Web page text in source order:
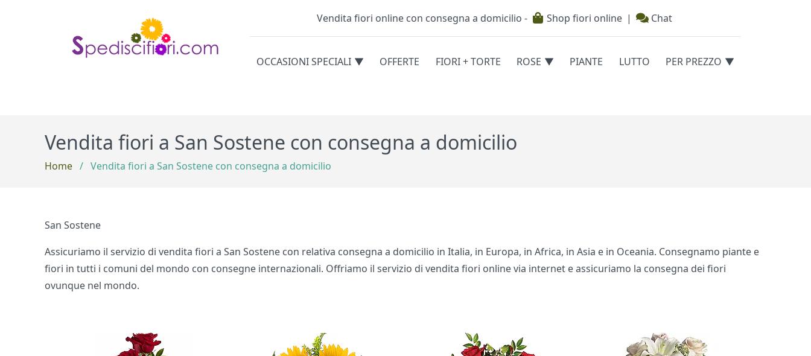
Testata
Vendita fiori online con consegna a domicilio - Shop fiori online | Chat
Categorie
OCCASIONI SPECIALI OFFERTE FIORI + TORTE ROSE PIANTE LUTTO PER PREZZO
Vendita fiori a San Sostene con consegna a domicilio
Home / Vendita fiori a San Sostene con consegna a domicilio
San Sostene
Assicuriamo il servizio di vendita fiori a San Sostene con relativa consegna a domicilio in Italia, in Europa, in Africa, in Asia e in Oceania. Consegnamo piante e
fiori in tutti i comuni del mondo con consegne internazionali. Offriamo il servizio di vendita fiori online via internet e assicuriamo la consegna dei fiori
ovunque nel mondo.
Bouquet di fiori